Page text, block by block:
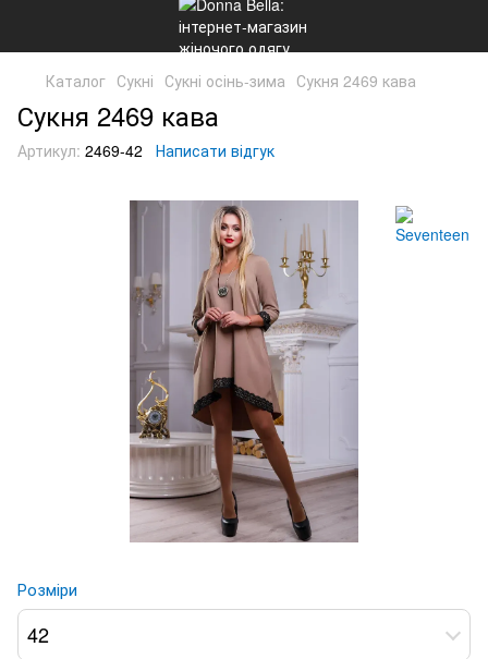
Каталог Сукні Сукні осінь-зима Сукня 2469 кава
Сукня 2469 кава
Артикул: 2469-42 Написати відгук
Розміри
42